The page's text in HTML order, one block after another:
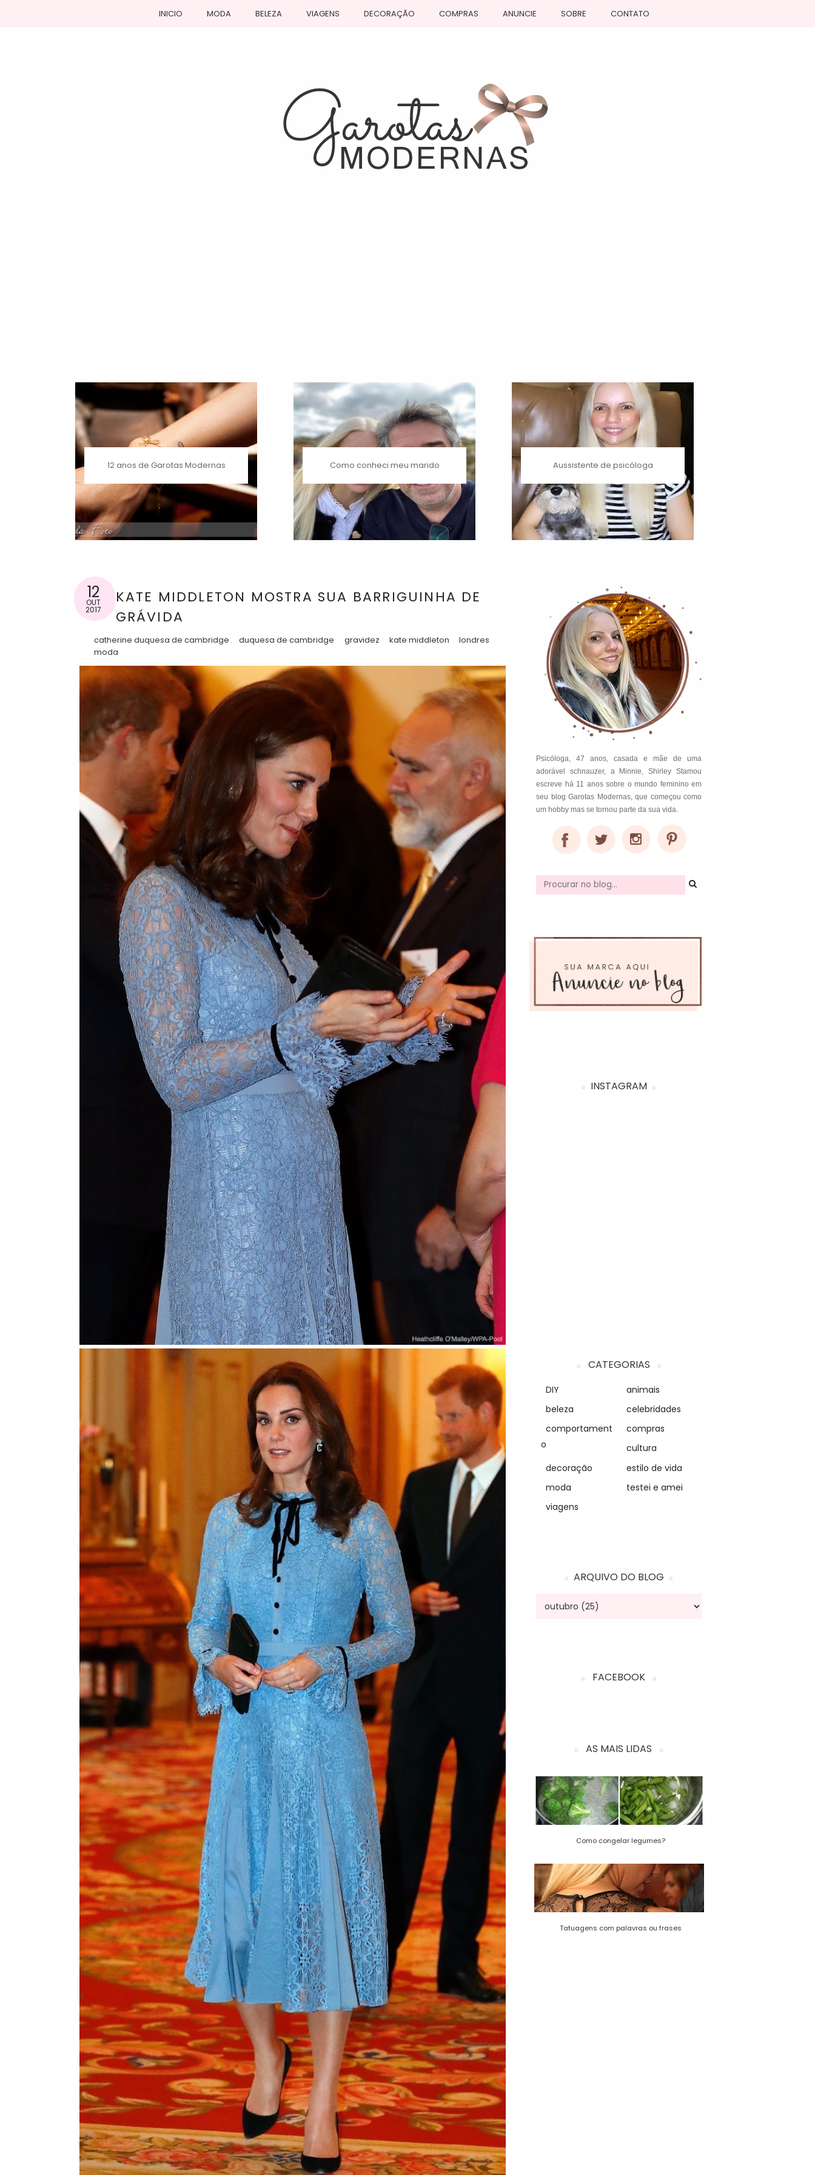
INICIO MODA BELEZA VIAGENS DECORAÇÃO COMPRAS ANUNCIE SOBRE CONTATO
12 anos de Garotas Modernas Como conheci meu marido Aussistente de psicóloga
12
OUT
2017
KATE MIDDLETON MOSTRA SUA BARRIGUINHA DE
GRÁVIDA
catherine duquesa de cambridge duquesa de cambridge gravidez kate middleton
londres
moda
Psicóloga, 47 anos, casada e mãe de uma
adorável schnauzer, a Minnie, Shirley Stamou
escreve há 11 anos sobre o mundo feminino em
seu blog Garotas Modernas, que começou como
um hobby mas se tornou parte da sua vida.
INSTAGRAM
CATEGORIAS
DIY
animais
beleza
celebridades
comportament
o
compras
cultura
decoração
estilo de vida
moda
testei e amei
viagens
ARQUIVO DO BLOG
FACEBOOK
AS MAIS LIDAS
Como congelar legumes?
Tatuagens com palavras ou frases